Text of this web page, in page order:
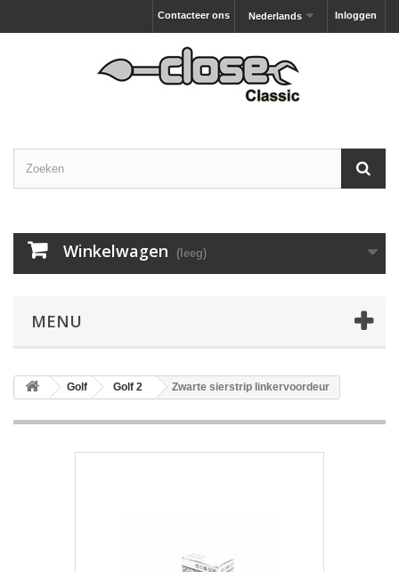
Inloggen
Nederlands
Contacteer ons
Winkelwagen (leeg)
MENU
Golf Golf 2 Zwarte sierstrip linkervoordeur